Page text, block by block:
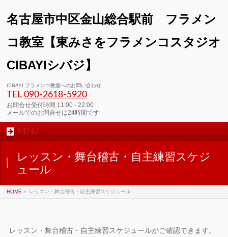
名古屋市中区金山総合駅前 フラメン
コ教室【東みさをフラメンコスタジオ
CIBAYIシバジ】
CIBAYI フラメンコ教室へのお問い合わせ
TEL090-2618‐5920
お問合せ受付時間 11:00 - 22:00
メールでのお問合せは24時間です
MENU
レッスン・舞台稽古・自主練習スケジ
ュール
HOME » レッスン・舞台稽古・自主練習スケジュール
レッスン・舞台稽古・自主練習スケジュールがご確認できます。
01:00
02:00
03:00
04:00